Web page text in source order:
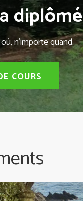
diplômé
n'importe quand.
COURS